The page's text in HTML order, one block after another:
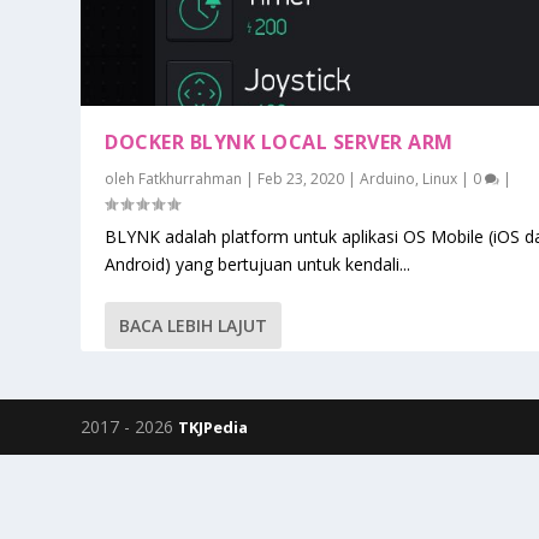
DOCKER BLYNK LOCAL SERVER ARM
oleh Fatkhurrahman | Feb 23, 2020 |Arduino, Linux | 0 |
BLYNK adalah platform untuk aplikasi OS Mobile (iOS
Android) yang bertujuan untuk kendali...
BACA LEBIH LAJUT
2017 - 2026 TKJPedia